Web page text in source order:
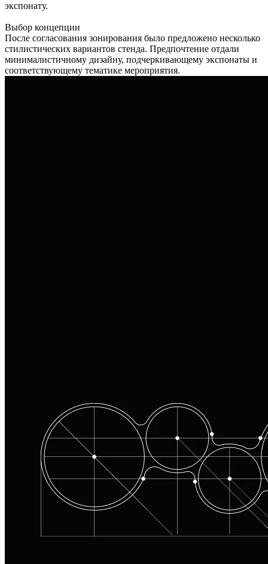
экспонату.
Выбор концепции
После согласования зонирования было предложено несколько
стилистических вариантов стенда. Предпочтение отдали
минималистичному дизайну, подчеркивающему экспонаты и
соответствующему тематике мероприятия.